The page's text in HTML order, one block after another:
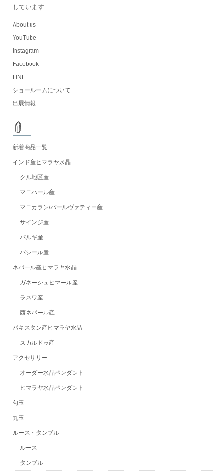
しています
About us
YouTube
Instagram
Facebook
LINE
ショールームについて
出展情報
新着商品一覧
インド産ヒマラヤ水晶
クル地区産
マニハール産
マニカラン/パールヴァティー産
サインジ産
パルギ産
バシール産
ネパール産ヒマラヤ水晶
ガネーシュヒマール産
ラスワ産
西ネパール産
パキスタン産ヒマラヤ水晶
スカルドゥ産
アクセサリー
オーダー水晶ペンダント
ヒマラヤ水晶ペンダント
勾玉
丸玉
ルース・タンブル
ルース
タンブル